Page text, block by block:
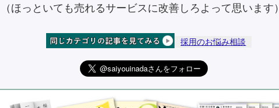
（ほっといても売れるサービスに改善しろよって思います）
採用のお悩み相談